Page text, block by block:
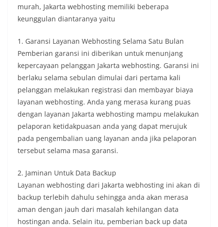
murah, Jakarta webhosting memiliki beberapa
keunggulan diantaranya yaitu
1. Garansi Layanan Webhosting Selama Satu Bulan
Pemberian garansi ini diberikan untuk menunjang
kepercayaan pelanggan Jakarta webhosting. Garansi ini
berlaku selama sebulan dimulai dari pertama kali
pelanggan melakukan registrasi dan membayar biaya
layanan webhosting. Anda yang merasa kurang puas
dengan layanan Jakarta webhosting mampu melakukan
pelaporan ketidakpuasan anda yang dapat merujuk
pada pengembalian uang layanan anda jika pelaporan
tersebut selama masa garansi.
2. Jaminan Untuk Data Backup
Layanan webhosting dari Jakarta webhosting ini akan di
backup terlebih dahulu sehingga anda akan merasa
aman dengan jauh dari masalah kehilangan data
hostingan anda. Selain itu, pemberian back up data